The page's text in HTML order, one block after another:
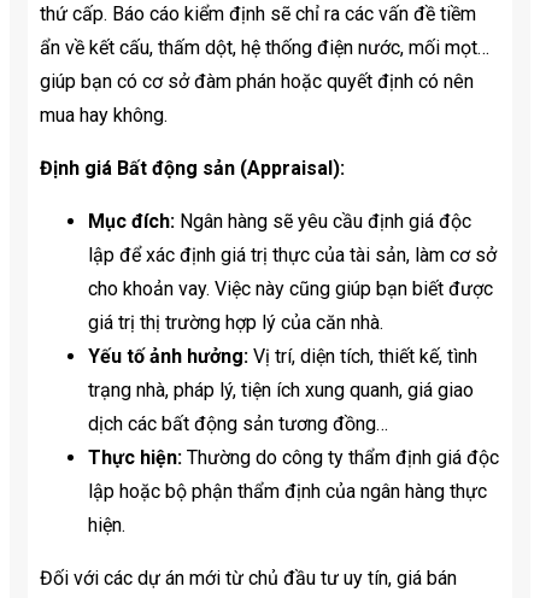
thứ cấp. Báo cáo kiểm định sẽ chỉ ra các vấn đề tiềm
ẩn về kết cấu, thấm dột, hệ thống điện nước, mối mọt…
giúp bạn có cơ sở đàm phán hoặc quyết định có nên
mua hay không.
Định giá Bất động sản (Appraisal):
Mục đích: Ngân hàng sẽ yêu cầu định giá độc
lập để xác định giá trị thực của tài sản, làm cơ sở
cho khoản vay. Việc này cũng giúp bạn biết được
giá trị thị trường hợp lý của căn nhà.
Yếu tố ảnh hưởng: Vị trí, diện tích, thiết kế, tình
trạng nhà, pháp lý, tiện ích xung quanh, giá giao
dịch các bất động sản tương đồng…
Thực hiện: Thường do công ty thẩm định giá độc
lập hoặc bộ phận thẩm định của ngân hàng thực
hiện.
Đối với các dự án mới từ chủ đầu tư uy tín, giá bán